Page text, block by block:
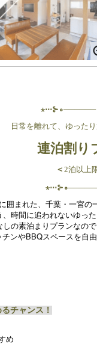
日常を離れて、ゆった
連泊割り
＜ 2泊以上
囲まれた、千葉・一宮の
時間に追われないゆっ
しの素泊まりプランなの
チンやBBQスペースを自
チャンス！
め